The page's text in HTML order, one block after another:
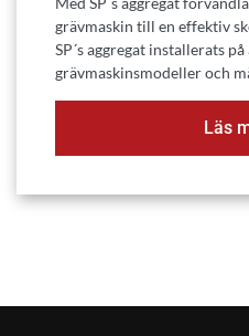
grävmaskin till en effektiv
SP´s aggregat installerats
grävmaskinsmodeller och
Läs